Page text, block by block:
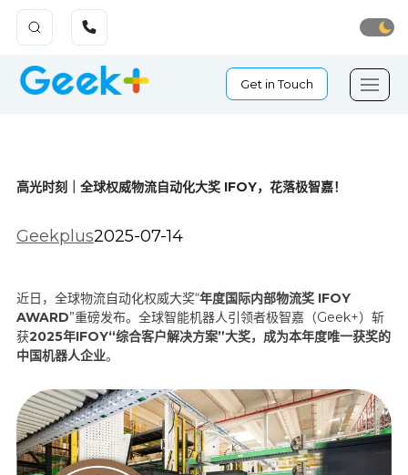
Get in Touch
高光时刻｜全球权威物流自动化大奖 IFOY，花落极智嘉！
Geekplus2025-07-14
近日，全球物流自动化权威大奖“年度国际内部物流奖 IFOY
AWARD”重磅发布。全球智能机器人引领者极智嘉（Geek+）斩
获2025年IFOY“综合客户解决方案”大奖，成为本年度唯一获奖的
中国机器人企业。